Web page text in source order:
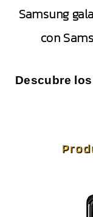
Samsung
con
Descubre